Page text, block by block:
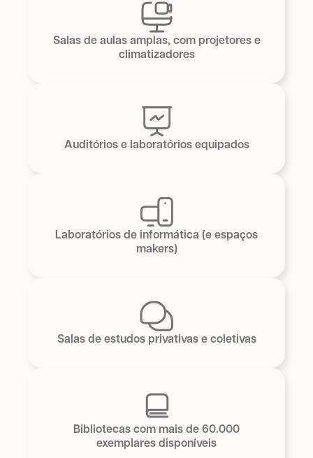
Salas de aulas amplas, com projetores e
climatizadores
Auditórios e laboratórios equipados
Laboratórios de informática (e espaços
makers)
Salas de estudos privativas e coletivas
Bibliotecas com mais de 60.000
exemplares disponíveis